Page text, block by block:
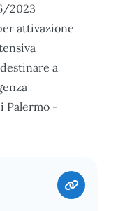
2023
attivazione
a
Palermo -